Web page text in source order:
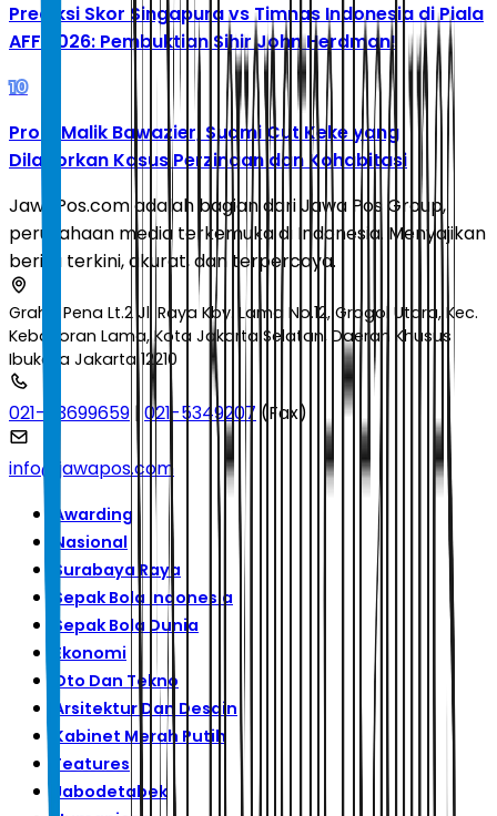
Prediksi Skor Singapura vs Timnas Indonesia di Piala
AFF 2026: Pembuktian Sihir John Herdman!
10
Profil Malik Bawazier, Suami Cut Keke yang
Dilaporkan Kasus Perzinaan dan Kohabitasi
JawaPos.com adalah bagian dari Jawa Pos Group,
perusahaan media terkemuka di Indonesia. Menyajikan
berita terkini, akurat, dan terpercaya.
Graha Pena Lt.2 Jl. Raya Kby. Lama No.12, Grogol Utara, Kec.
Kebayoran Lama, Kota Jakarta Selatan, Daerah Khusus
Ibukota Jakarta 12210
021-53699659 | 021-5349207 (Fax)
info@jawapos.com
Awarding
Nasional
Surabaya Raya
Sepak Bola Indonesia
Sepak Bola Dunia
Ekonomi
Oto Dan Tekno
Arsitektur Dan Desain
Kabinet Merah Putih
Features
Jabodetabek